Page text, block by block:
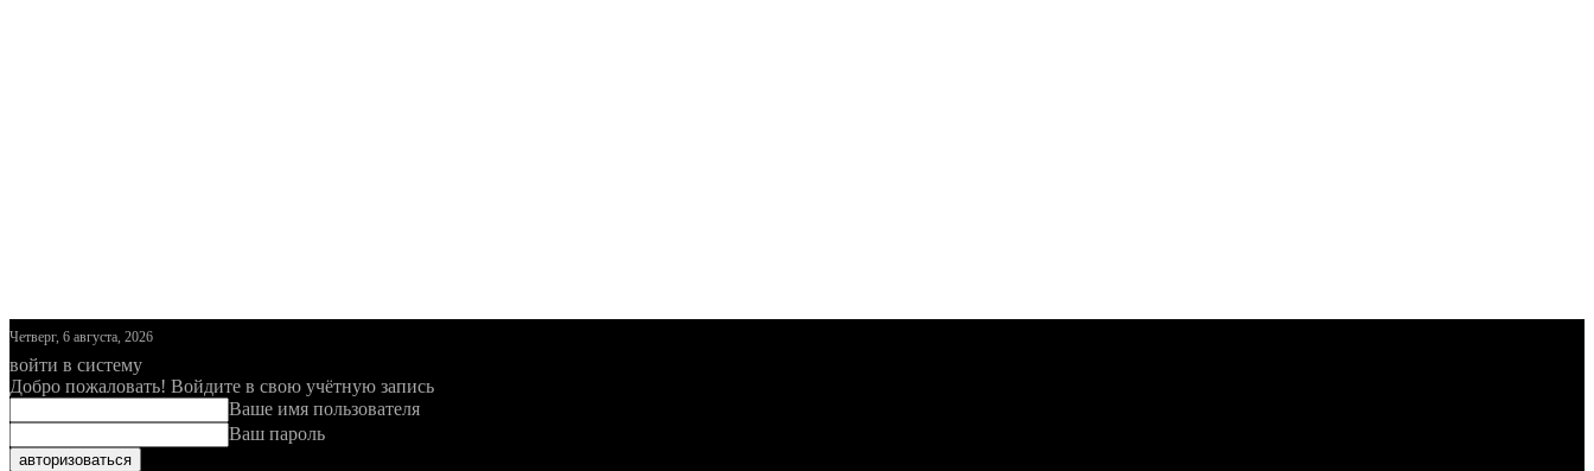
Четверг, 6 августа, 2026
войти в систему
Добро пожаловать! Войдите в свою учётную запись
Ваше имя пользователя
Ваш пароль